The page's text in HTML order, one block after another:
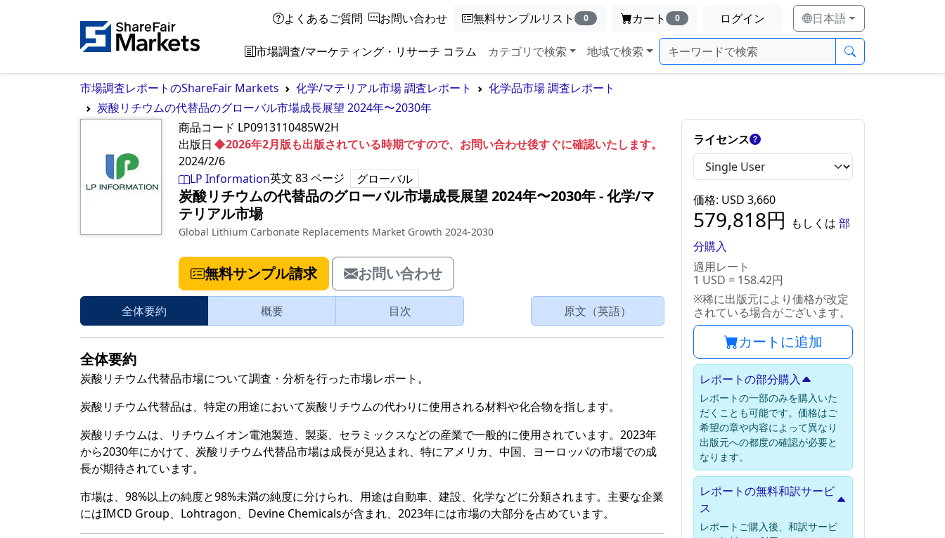
よくあるご質問 お問い合わせ 無料サンプルリスト 0 カート 0 ログイン 日本語
市場調査/マーケティング・リサーチ コラム カテゴリで検索 地域で検索
市場調査レポートのShareFair Markets 化学/マテリアル市場 調査レポート
化学品市場 調査レポート
炭酸リチウムの代替品のグローバル市場成長展望 2024年〜2030年
商品コード LP0913110485W2H
◆2026年2月版も出版されている時期ですので、お問い合わせ後すぐに確認いたします。
出版日
2024/2/6
LP Information英文 83ページ グローバル
炭酸リチウムの代替品のグローバル市場成長展望 2024年〜2030年‐化学/マ
テリアル市場
Global Lithium Carbonate Replacements Market Growth 2024-2030
無料サンプル請求 お問い合わせ
全体要約 概要 目次 原文（英語）
全体要約
炭酸リチウム代替品市場について調査・分析を行った市場レポート。
炭酸リチウム代替品は、特定の用途において炭酸リチウムの代わりに使用される材料や化合物を指します。
炭酸リチウムは、リチウムイオン電池製造、製薬、セラミックスなどの産業で一般的に使用されています。2023年
から2030年にかけて、炭酸リチウム代替品市場は成長が見込まれ、特にアメリカ、中国、ヨーロッパの市場での成
長が期待されています。
市場は、98%以上の純度と98%未満の純度に分けられ、用途は自動車、建設、化学などに分類されます。主要な企業
にはIMCD Group、Lohtragon、Devine Chemicalsが含まれ、2023年には市場の大部分を占めています。
ライセンス
価格: USD 3,660
579,818円 もしくは 部
分購入
適用レート
1 USD = 158.42円
※稀に出版元により価格が改定
されている場合がございます。
カートに追加
レポートの部分購入
レポートの一部のみを購入いた
だくことも可能です。価格はご
希望の章や内容によって異なり
出版元への都度の確認が必要と
なります。
レポートの無料和訳サービ
ス
レポートご購入後、和訳サービ